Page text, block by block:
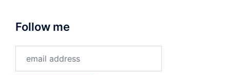
Follow me